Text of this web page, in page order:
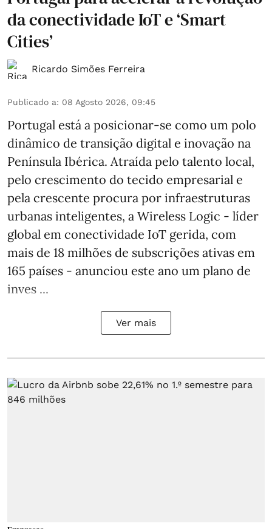
da conectividade IoT e ‘Smart
Cities’
Ricardo Simões Ferreira
Publicado a: 08 Agosto 2026, 09:45
Portugal está a posicionar-se como um polo
dinâmico de transição digital e inovação na
Península Ibérica. Atraída pelo talento local,
pelo crescimento do tecido empresarial e
pela crescente procura por infraestruturas
urbanas inteligentes, a Wireless Logic - líder
global em conectividade IoT gerida, com
mais de 18 milhões de subscrições ativas em
165 países - anunciou este ano um plano de
inves ...
Ver mais